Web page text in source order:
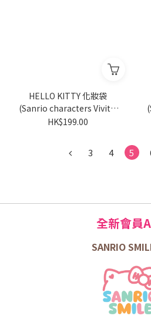
HELLO KITTY 化妝袋
(Sanrio characters Vivitix
系列)
HK$199.00
3 4 5
全新會員
SANRIO